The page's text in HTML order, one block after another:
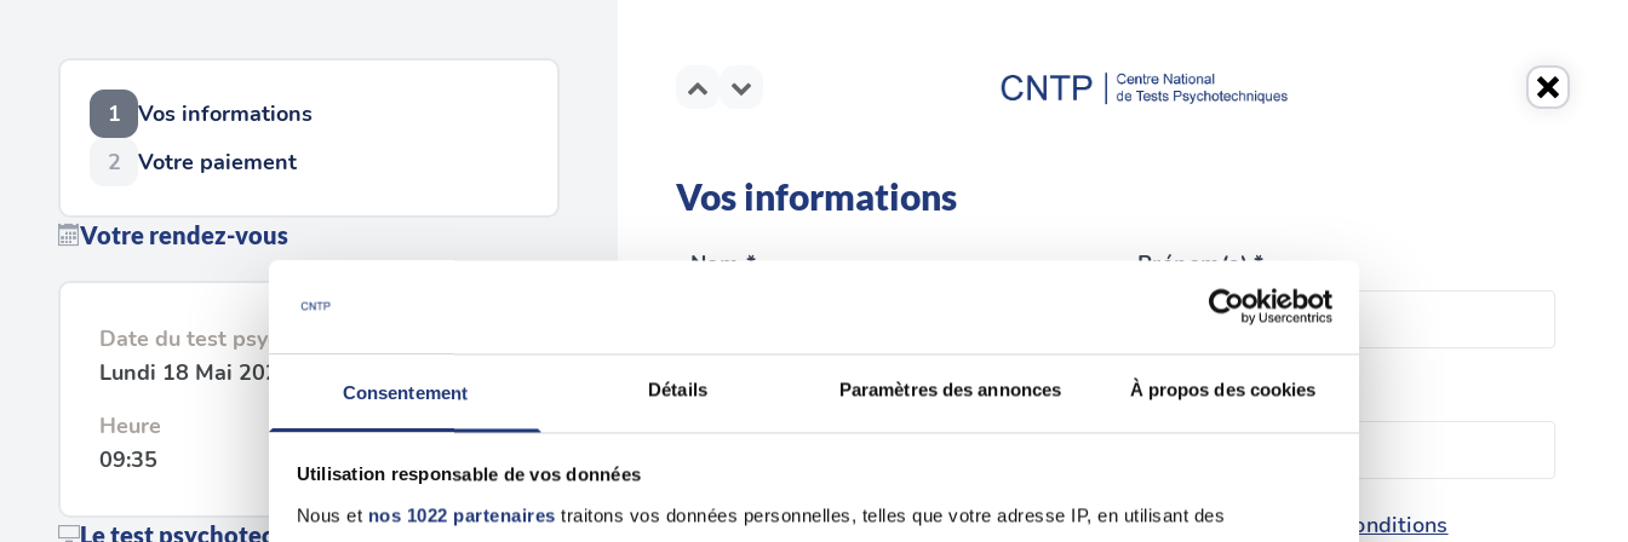
Consentement Détails Paramètres des annonces À propos des cookies
Utilisation responsable de vos données
Nous et nos 1022 partenaires traitons vos données personnelles, telles que votre adresse IP, en utilisant des
1
Vos informations
2
Votre paiement
Votre rendez-vous
Date du test psychotechnique
Lundi 18 Mai 2026
Heure
09:35
Le test psychotechnique
Vos informations
Nom * Prénom(s) *
Email * Téléphone *
En validant ce formulaire, j'accepte la politique de protection des données et les
conditions